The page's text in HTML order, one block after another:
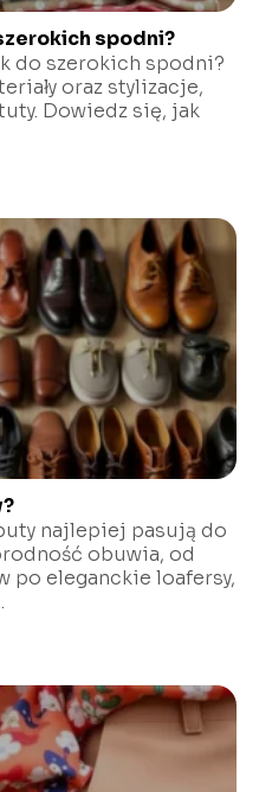
spodni?
do szerokich spodni?
oraz stylizacje,
Dowiedz się, jak
najlepiej pasują do
obuwia, od
po eleganckie loafersy,